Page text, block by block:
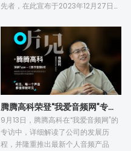
先者，在此宣布于2023年12月27日通
领域的杰出代表。这一认证不仅是对
我们专注于USB Type-C数字音频模
组设计的执着肯定，同时也标
腾腾高科荣登“我爱音频网”专访，展现八年音频技术沉
9月13日，腾腾高科在“我爱音频网”的
专访中，详细解读了公司的发展历
程，并隆重推出最新个人音频产品